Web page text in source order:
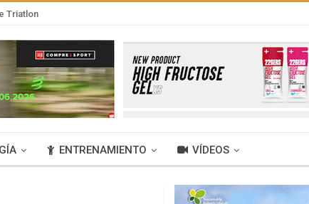
Triatlon
ENTRENAMIENTO VÍDEOS